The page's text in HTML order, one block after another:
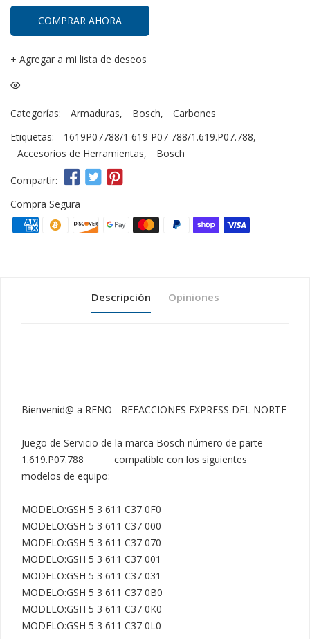
COMPRAR AHORA
+ Agregar a mi lista de deseos
Categorías: Armaduras, Bosch,
Carbones
Etiquetas:
1619P07788/1 619 P07 788/1.619.P07.788,
Accesorios de Herramientas, Bosch
Compartir:
Compra Segura
Descripción Opiniones
Bienvenid@ a RENO - REFACCIONES EXPRESS DEL NORTE
Juego de Servicio de la marca Bosch número de parte
1.619.P07.788           compatible con los siguientes
modelos de equipo:
MODELO:GSH 5 3 611 C37 0F0
MODELO:GSH 5 3 611 C37 000
MODELO:GSH 5 3 611 C37 070
MODELO:GSH 5 3 611 C37 001
MODELO:GSH 5 3 611 C37 031
MODELO:GSH 5 3 611 C37 0B0
MODELO:GSH 5 3 611 C37 0K0
MODELO:GSH 5 3 611 C37 0L0